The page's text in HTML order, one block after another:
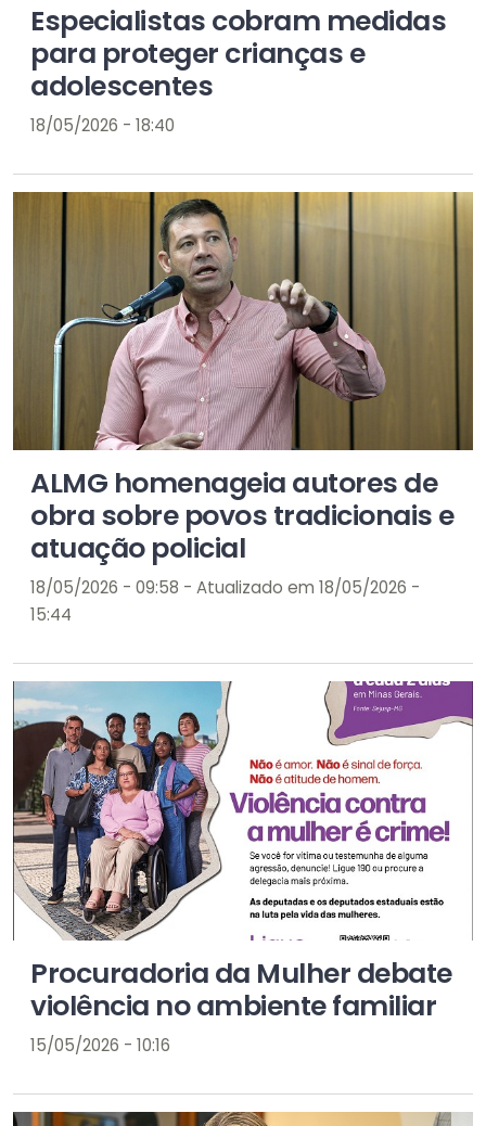
Especialistas cobram medidas
para proteger crianças e
adolescentes
18/05/2026 - 18:40
ALMG homenageia autores de
obra sobre povos tradicionais e
atuação policial
18/05/2026 - 09:58 - Atualizado em 18/05/2026 -
15:44
Procuradoria da Mulher debate
violência no ambiente familiar
15/05/2026 - 10:16